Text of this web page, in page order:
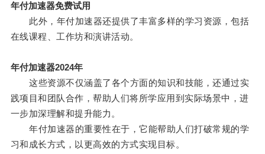
年付加速器免费试用
此外，年付加速器还提供了丰富多样的学习资源，包括
在线课程、工作坊和演讲活动。
年付加速器2024年
这些资源不仅涵盖了各个方面的知识和技能，还通过实
践项目和团队合作，帮助人们将所学应用到实际场景中，进
一步加深理解和提升能力。
年付加速器的重要性在于，它能帮助人们打破常规的学
习和成长方式，以更高效的方式实现目标。